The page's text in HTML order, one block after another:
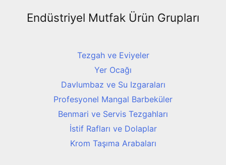
Endüstriyel Mutfak Ürün Grupları
Tezgah ve Eviyeler
Yer Ocağı
Davlumbaz ve Su Izgaraları
Profesyonel Mangal Barbeküler
Benmari ve Servis Tezgahları
İstif Rafları ve Dolaplar
Krom Taşıma Arabaları